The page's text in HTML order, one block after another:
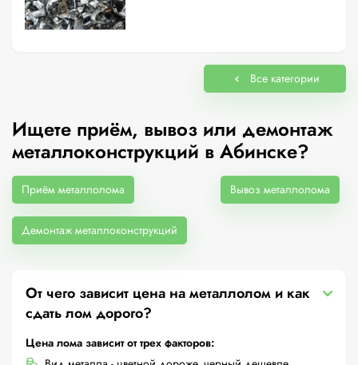
Все категории
Ищете приём, вывоз или демонтаж
металлоконструкций в Абинске?
Приём металлолома Вывоз металлолома
Демонтаж металлоконструкций
От чего зависит цена на металлолом и как
сдать лом дорого?
Цена лома зависит от трех факторов: